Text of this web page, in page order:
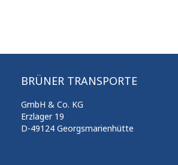
BRÜNER TRANSPORTE
GmbH & Co. KG
Erzlager 19
D-49124 Georgsmarienhütte